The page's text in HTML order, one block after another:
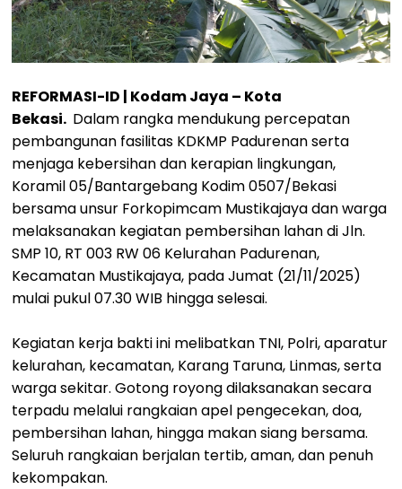
REFORMASI-ID | Kodam Jaya – Kota
Bekasi. Dalam rangka mendukung percepatan
pembangunan fasilitas KDKMP Padurenan serta
menjaga kebersihan dan kerapian lingkungan,
Koramil 05/Bantargebang Kodim 0507/Bekasi
bersama unsur Forkopimcam Mustikajaya dan warga
melaksanakan kegiatan pembersihan lahan di Jln.
SMP 10, RT 003 RW 06 Kelurahan Padurenan,
Kecamatan Mustikajaya, pada Jumat (21/11/2025)
mulai pukul 07.30 WIB hingga selesai.
Kegiatan kerja bakti ini melibatkan TNI, Polri, aparatur
kelurahan, kecamatan, Karang Taruna, Linmas, serta
warga sekitar. Gotong royong dilaksanakan secara
terpadu melalui rangkaian apel pengecekan, doa,
pembersihan lahan, hingga makan siang bersama.
Seluruh rangkaian berjalan tertib, aman, dan penuh
kekompakan.